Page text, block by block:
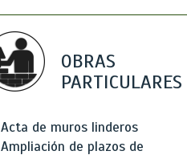
OBRAS
PARTICULARES
Acta de muros linderos
Ampliación de plazos de